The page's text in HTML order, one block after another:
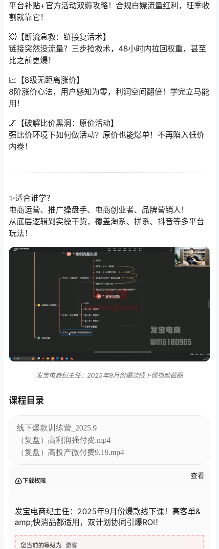
平台补贴+官方活动双薅攻略！合规白嫖流量红利，旺季收
割就靠它！
💥【断流急救：链接复活术】
链接突然没流量？三步抢救术，48小时内拉回权重，甚至
比之前更爆！
📈【8级无距离涨价】
8阶涨价心法，用户感知为零，利润空间翻倍！学完立马能
用！
🌌【破解比价黑洞：原价活动】
强比价环境下如何做活动？原价也能爆单！不再陷入低价
内卷！
✨适合谁学？
电商运营、推广操盘手、电商创业者、品牌营销人！
从底层逻辑到实操干货，覆盖淘系、拼系、抖音等多平台
玩法！
发宝电商纪主任：2025年9月份爆款线下课视频截图
课程目录
线下爆款训练营_2025.9
（复盘）高利润强付费.mp4
（复盘）高投产微付费9.19.mp4
下载权限
查看
发宝电商纪主任：2025年9月份爆款线下课！高客单&
amp;快消品都适用，双计划协同引爆ROI！
您当前的等级为 游客